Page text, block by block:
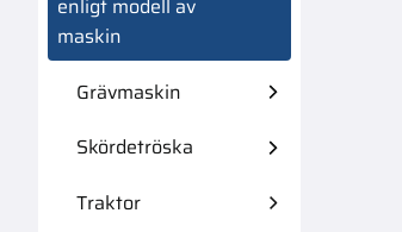
enligt modell av
maskin
Grävmaskin
Skördetröska
Traktor